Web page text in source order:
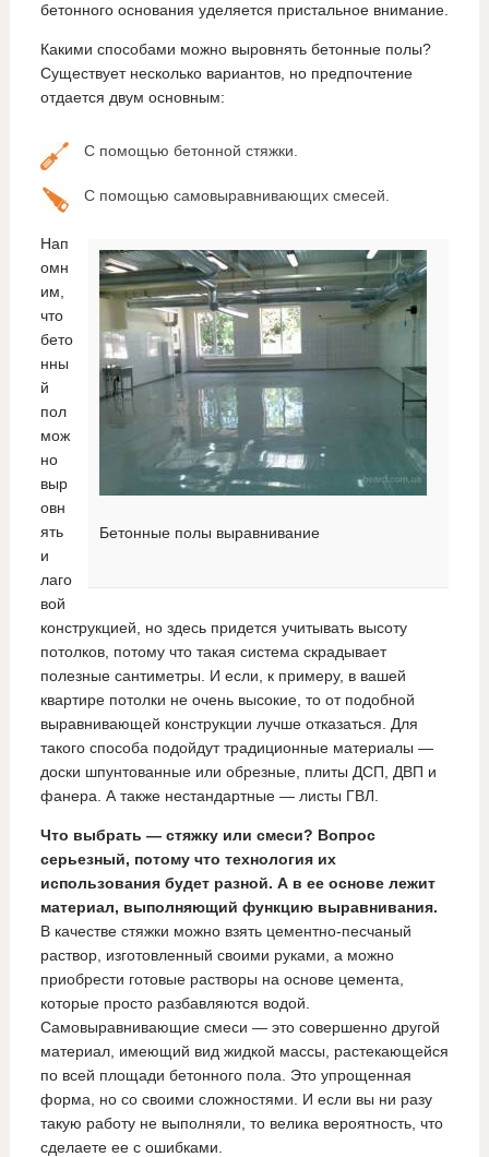
бетонного основания уделяется пристальное внимание.
Какими способами можно выровнять бетонные полы?
Существует несколько вариантов, но предпочтение
отдается двум основным:
С помощью бетонной стяжки.
С помощью самовыравнивающих смесей.
Бетонные полы выравнивание
Нап
омн
им,
что
бето
нны
й
пол
мож
но
выр
овн
ять
и
лаго
вой
конструкцией, но здесь придется учитывать высоту
потолков, потому что такая система скрадывает
полезные сантиметры. И если, к примеру, в вашей
квартире потолки не очень высокие, то от подобной
выравнивающей конструкции лучше отказаться. Для
такого способа подойдут традиционные материалы —
доски шпунтованные или обрезные, плиты ДСП, ДВП и
фанера. А также нестандартные — листы ГВЛ.
Что выбрать — стяжку или смеси? Вопрос
серьезный, потому что технология их
использования будет разной. А в ее основе лежит
материал, выполняющий функцию выравнивания.
В качестве стяжки можно взять цементно-песчаный
раствор, изготовленный своими руками, а можно
приобрести готовые растворы на основе цемента,
которые просто разбавляются водой.
Самовыравнивающие смеси — это совершенно другой
материал, имеющий вид жидкой массы, растекающейся
по всей площади бетонного пола. Это упрощенная
форма, но со своими сложностями. И если вы ни разу
такую работу не выполняли, то велика вероятность, что
сделаете ее с ошибками.